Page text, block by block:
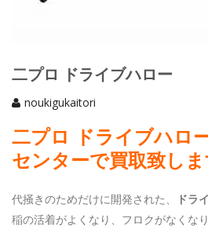
二プロ ドライブハロー
noukigukaitori
二プロ ドライブハロー
センターで買取致しま
代掻きのためだけに開発された、 ドラ
稲の活着がよくなり、フロクがなくな